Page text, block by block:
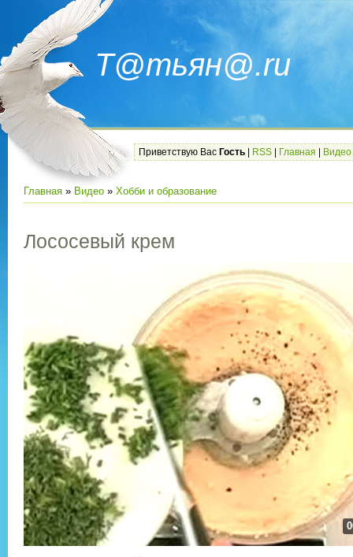
Т@тьян@.ru
Приветствую Вас Гость RSS Главная Видео
Главная » Видео » Хобби и образование
Лососевый крем